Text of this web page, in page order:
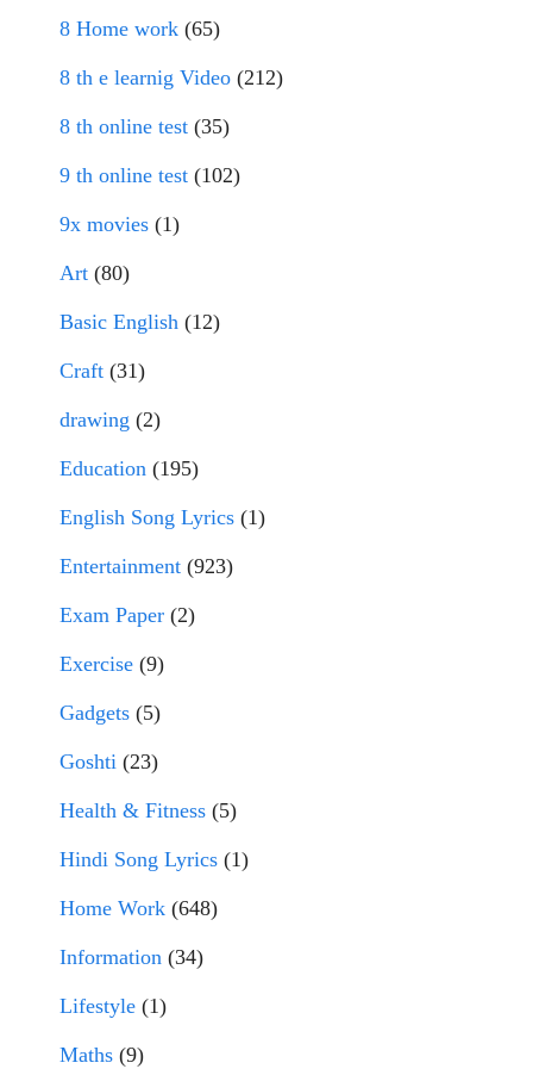
8 Home work (65)
8 th e learnig Video (212)
8 th online test (35)
9 th online test (102)
9x movies (1)
Art (80)
Basic English (12)
Craft (31)
drawing (2)
Education (195)
English Song Lyrics (1)
Entertainment (923)
Exam Paper (2)
Exercise (9)
Gadgets (5)
Goshti (23)
Health & Fitness (5)
Hindi Song Lyrics (1)
Home Work (648)
Information (34)
Lifestyle (1)
Maths (9)